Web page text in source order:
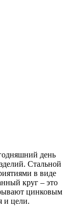
день
Стальной
в виде
круг – это
цинковым
и цели.